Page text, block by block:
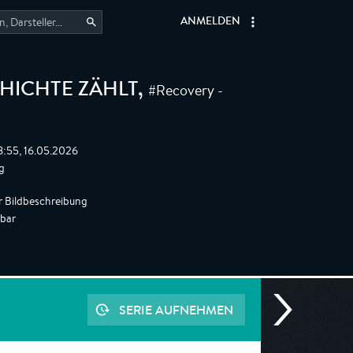
ANMELDEN
ZÄHLT, #Recovery -
16.05.2026
Bildbeschreibung
SERIE AUFNEHMEN